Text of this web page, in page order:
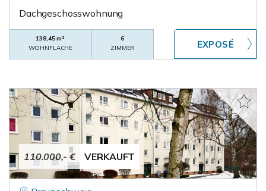
Dachgeschosswohnung
138,45 m²
WOHNFLÄCHE
6
ZIMMER
110.000,- € VERKAUFT